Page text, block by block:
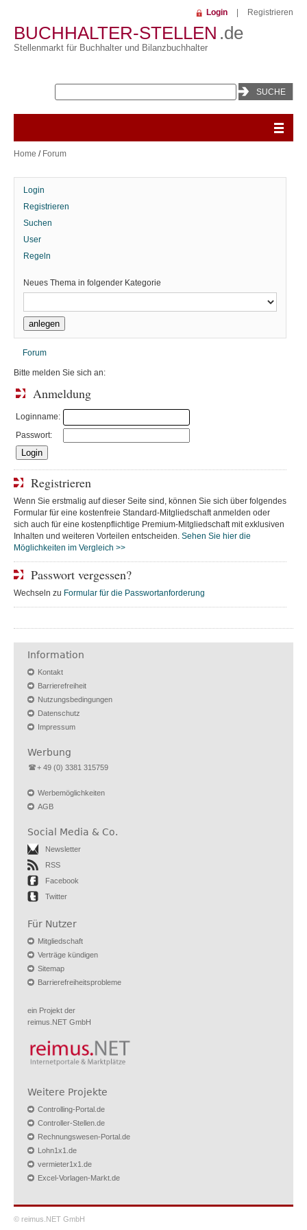
BUCHHALTER-STELLEN .de
Stellenmarkt für Buchhalter und Bilanzbuchhalter
Login Registrieren
Home / Forum
Login
Registrieren
Suchen
User
Regeln
Neues Thema in folgender Kategorie
Forum
Bitte melden Sie sich an:
Anmeldung
Loginname:
Passwort:
Registrieren
Wenn Sie erstmalig auf dieser Seite sind, können Sie sich über folgendes
Formular für eine kostenfreie Standard-Mitgliedschaft anmelden oder
sich auch für eine kostenpflichtige Premium-Mitgliedschaft mit exklusiven
Inhalten und weiteren Vorteilen entscheiden. Sehen Sie hier die
Möglichkeiten im Vergleich >>
Passwort vergessen?
Wechseln zu Formular für die Passwortanforderung
Information
Kontakt
Barrierefreiheit
Nutzungsbedingungen
Datenschutz
Impressum
Werbung
+ 49 (0) 3381 315759
Werbemöglichkeiten
AGB
Social Media & Co.
Newsletter
RSS
Facebook
Twitter
Für Nutzer
Mitgliedschaft
Verträge kündigen
Sitemap
Barrierefreiheitsprobleme
ein Projekt der
reimus.NET GmbH
Weitere Projekte
Controlling-Portal.de
Controller-Stellen.de
Rechnungswesen-Portal.de
Lohn1x1.de
vermieter1x1.de
Excel-Vorlagen-Markt.de
© reimus.NET GmbH